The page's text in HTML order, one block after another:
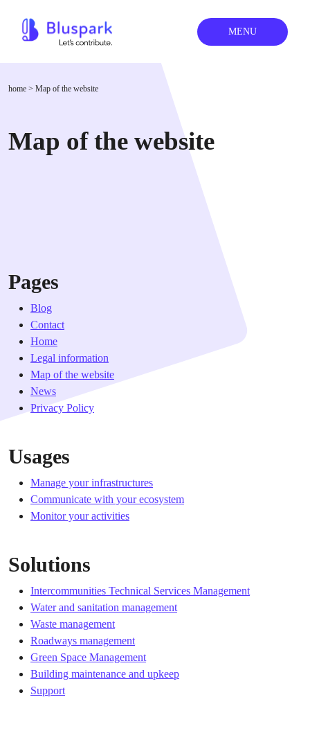
MENU
home > Map of the website
Map of the website
Pages
Blog
Contact
Home
Legal information
Map of the website
News
Privacy Policy
Usages
Manage your infrastructures
Communicate with your ecosystem
Monitor your activities
Solutions
Intercommunities Technical Services Management
Water and sanitation management
Waste management
Roadways management
Green Space Management
Building maintenance and upkeep
Support